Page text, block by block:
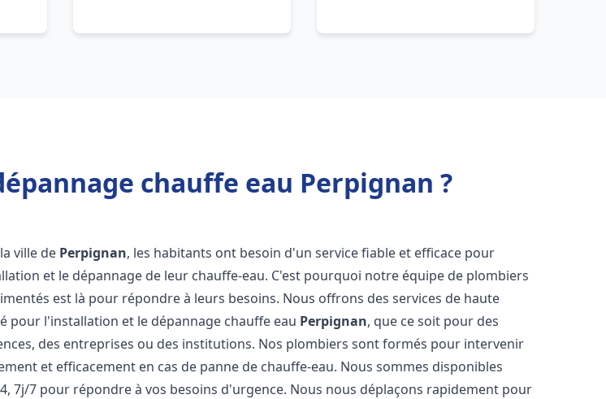
chauffe eau Perpignan ?
ville de Perpignan, les habitants ont besoin d'un service fiable et efficace pour
et le dépannage de leur chauffe-eau. C'est pourquoi notre équipe de plombiers
est là pour répondre à leurs besoins. Nous offrons des services de haute
pour l'installation et le dépannage chauffe eau Perpignan, que ce soit pour des
des entreprises ou des institutions. Nos plombiers sont formés pour intervenir
et efficacement en cas de panne de chauffe-eau. Nous sommes disponibles
7j/7 pour répondre à vos besoins d'urgence. Nous nous déplaçons rapidement pour